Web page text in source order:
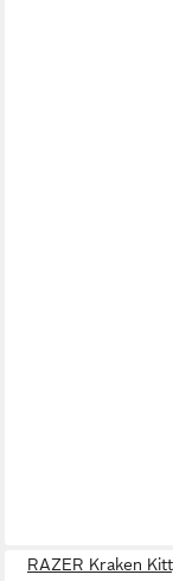
RAZER Kraken